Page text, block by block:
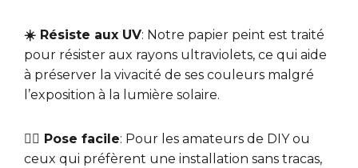
☀️ Résiste aux UV: Notre papier peint est traité
pour résister aux rayons ultraviolets, ce qui aide
à préserver la vivacité de ses couleurs malgré
l’exposition à la lumière solaire.
🧘‍♀️ Pose facile: Pour les amateurs de DIY ou
ceux qui préfèrent une installation sans tracas,